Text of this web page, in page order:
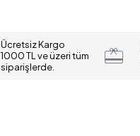
Ücretsiz Kargo
1000 TL ve üzeri tüm
siparişlerde.